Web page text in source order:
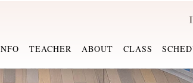
TEACHER ABOUT CLASS